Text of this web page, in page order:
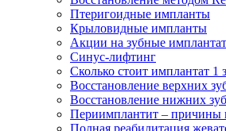
Птеригоидные импланты
Крыловидные импланты
Акции на зубные
Синус-лифтинг
Сколько стоит имплантат 1
Восстановление верхних
Восстановление нижних
Периимплантит – причины
Полная реабилитация